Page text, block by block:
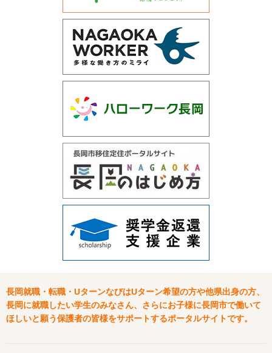
長岡就職・転職・UターンなびはUターン希望の方や他県出身の方、
長岡に就職したい学生のみなさん、さらにお子様に長岡市で働いて
ほしいと願う保護者の皆様をサポートするポータルサイトです。